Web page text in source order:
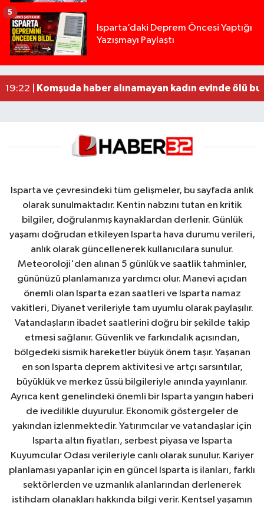
Isparta’daki Deprem Öncesi Yaptığı
Yazışmayı Paylaştı
5
13:00 |Yığılca'da kardeşler arasındaki silahlı kavgada
12:48 |Tur teknesi çalışanlarının birbirine girdiği kavga
02:26 |MOTOSİKLETLE ÇARPIŞAN OTOMOBİL GÜL
19:22 |
Komşuda haber alınamayan kadın evinde ölü
Isparta ve çevresindeki tüm gelişmeler, bu sayfada anlık
olarak sunulmaktadır. Kentin nabzını tutan en kritik
bilgiler, doğrulanmış kaynaklardan derlenir. Günlük
yaşamı doğrudan etkileyen Isparta hava durumu verileri,
anlık olarak güncellenerek kullanıcılara sunulur.
Meteoroloji'den alınan 5 günlük ve saatlik tahminler,
gününüzü planlamanıza yardımcı olur. Manevi açıdan
önemli olan Isparta ezan saatleri ve Isparta namaz
vakitleri, Diyanet verileriyle tam uyumlu olarak paylaşılır.
Vatandaşların ibadet saatlerini doğru bir şekilde takip
etmesi sağlanır. Güvenlik ve farkındalık açısından,
bölgedeki sismik hareketler büyük önem taşır. Yaşanan
en son Isparta deprem aktivitesi ve artçı sarsıntılar,
büyüklük ve merkez üssü bilgileriyle anında yayınlanır.
Ayrıca kent genelindeki önemli bir Isparta yangın haberi
de ivedilikle duyurulur. Ekonomik göstergeler de
yakından izlenmektedir. Yatırımcılar ve vatandaşlar için
Isparta altın fiyatları, serbest piyasa ve Isparta
Kuyumcular Odası verileriyle canlı olarak sunulur. Kariyer
planlaması yapanlar için en güncel Isparta iş ilanları, farklı
sektörlerden ve uzmanlık alanlarından derlenerek
istihdam olanakları hakkında bilgi verir. Kentsel yaşamın